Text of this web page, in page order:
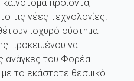
προϊόντα,
τις νέες τεχνολογίες.
ισχυρό σύστημα
προκειμένου να
ανάγκες του Φορέα.
το εκάστοτε θεσμικό